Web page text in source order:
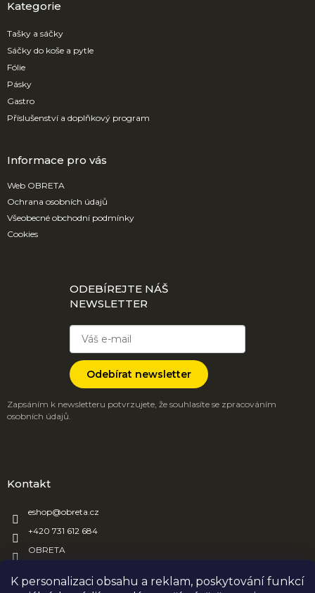
K personalizaci obsahu a reklam, poskytování funkcí
aKategorie
Tašky a sáčky
Sáčky do koše a pytle
Fólie
Pásky
Gastro
Příslušenství a doplňkový program
Informace pro vás
Web OBRETA
Ochrana osobních údajů
Všeobecné obchodní podmínky
Cookies
ODEBÍREJTE NÁŠ
NEWSLETTER
Odebírat newsletter
Zapsáním k newsletteru potvrzujete, že souhlasíte se zpracováním
osobních údajů.
Kontakt
eshop@obreta.cz
+420 731 612 684
OBRETA